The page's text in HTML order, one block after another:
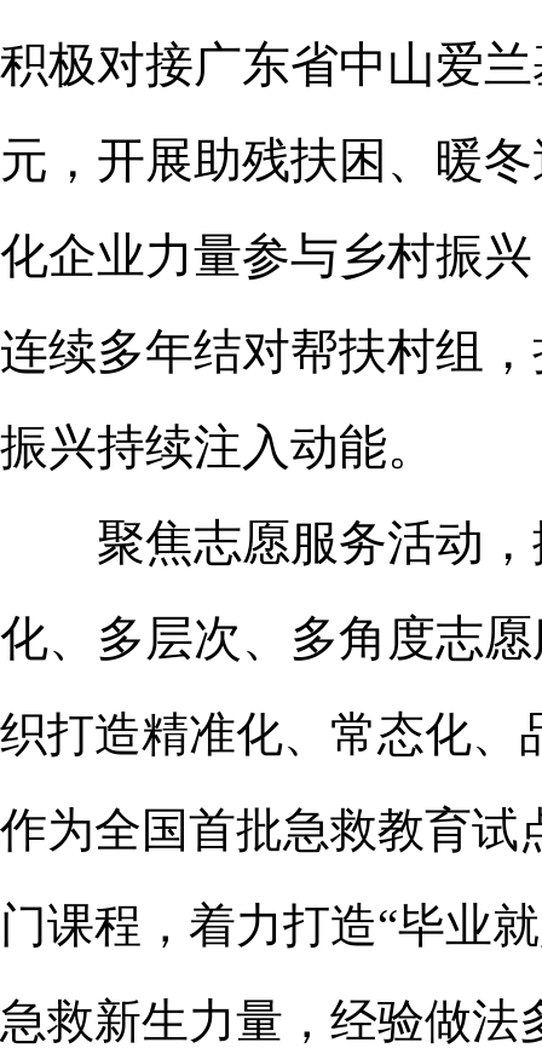
积极对接广东省中山爱
元，开展助残扶困、暖
化企业力量参与乡村振
连续多年结对帮扶村组
振兴持续注入动能。
聚焦志愿服务活动，
化、多层次、多角度志
织打造精准化、常态化、
作为全国首批急救教育试
门课程，着力打造“毕业
急救新生力量，经验做法